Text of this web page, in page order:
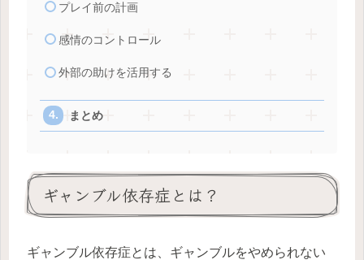
プレイ前の計画
感情のコントロール
外部の助けを活用する
まとめ
ギャンブル依存症とは？
ギャンブル依存症とは、ギャンブルをやめられない